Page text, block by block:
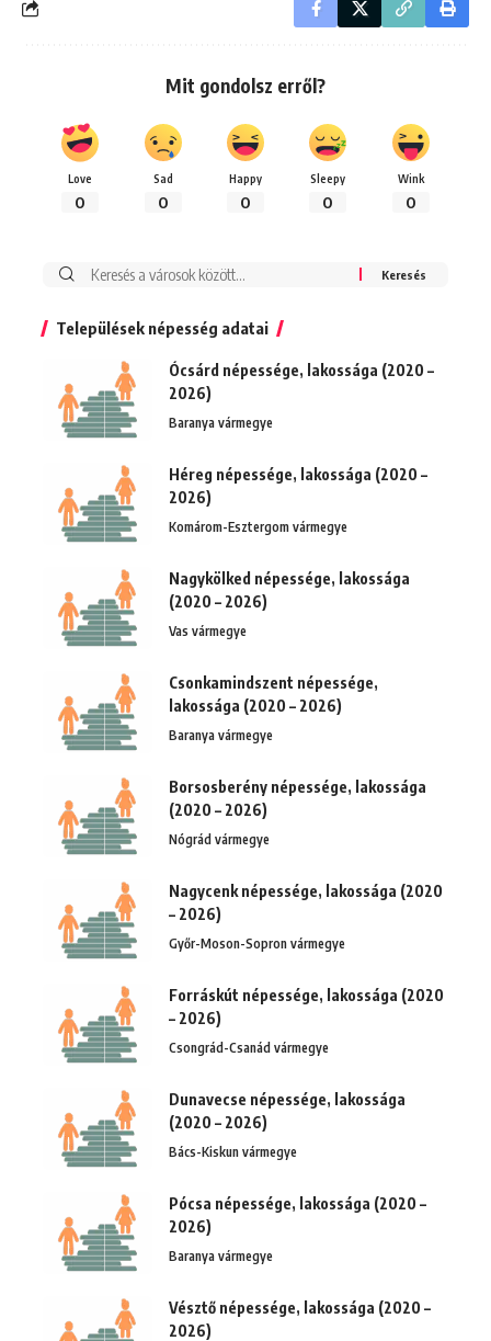
Mit gondolsz erről?
Love
0
Sad
0
Happy
0
Sleepy
0
Wink
0
Keresés:
Települések népesség adatai
Ócsárd népessége, lakossága (2020 –
2026)
Baranya vármegye
Héreg népessége, lakossága (2020 –
2026)
Komárom-Esztergom vármegye
Nagykölked népessége, lakossága
(2020 – 2026)
Vas vármegye
Csonkamindszent népessége,
lakossága (2020 – 2026)
Baranya vármegye
Borsosberény népessége, lakossága
(2020 – 2026)
Nógrád vármegye
Nagycenk népessége, lakossága (2020
– 2026)
Győr-Moson-Sopron vármegye
Forráskút népessége, lakossága (2020
– 2026)
Csongrád-Csanád vármegye
Dunavecse népessége, lakossága
(2020 – 2026)
Bács-Kiskun vármegye
Pócsa népessége, lakossága (2020 –
2026)
Baranya vármegye
Vésztő népessége, lakossága (2020 –
2026)